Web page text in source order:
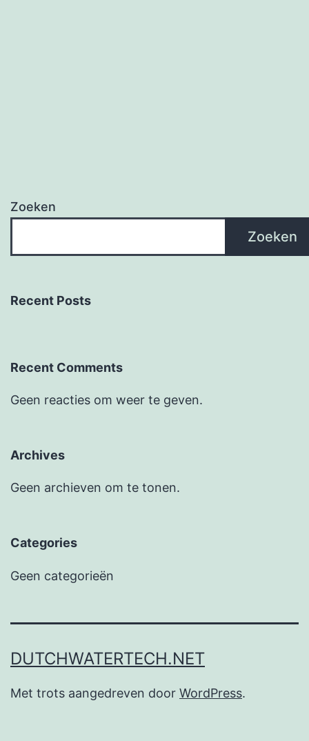
Zoeken
Zoeken
Recent Posts
Recent Comments
Geen reacties om weer te geven.
Archives
Geen archieven om te tonen.
Categories
Geen categorieën
DUTCHWATERTECH.NET
Met trots aangedreven door WordPress.